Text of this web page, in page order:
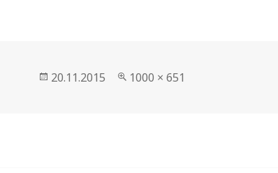
Veröffentlicht
20.11.2015
Volle
1000 × 651